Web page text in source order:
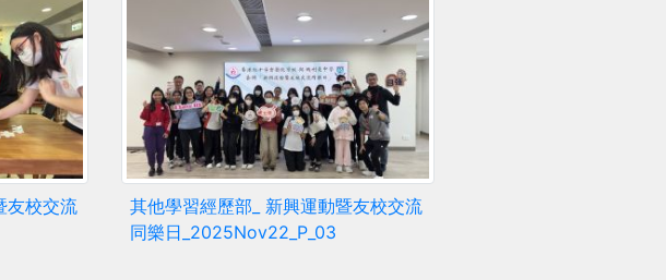
友校交流
其他學習經歷部_ 新興運動暨友校交流
同樂日_2025Nov22_P_03